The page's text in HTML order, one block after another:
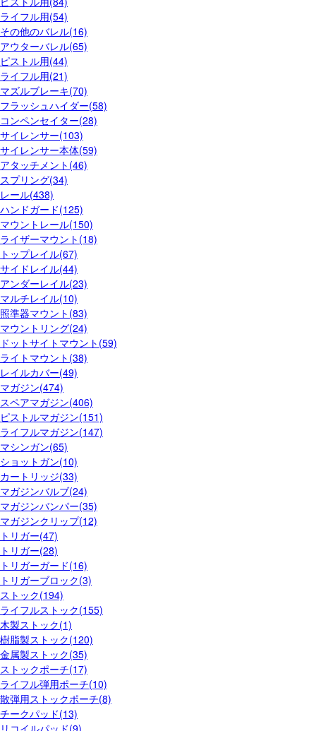
ライフル用(54)
その他のバレル(16)
アウターバレル(65)
ピストル用(44)
ライフル用(21)
マズルブレーキ(70)
フラッシュハイダー(58)
コンペンセイター(28)
サイレンサー(103)
サイレンサー本体(59)
アタッチメント(46)
スプリング(34)
レール(438)
ハンドガード(125)
マウントレール(150)
ライザーマウント(18)
トップレイル(67)
サイドレイル(44)
アンダーレイル(23)
マルチレイル(10)
照準器マウント(83)
マウントリング(24)
ドットサイトマウント(59)
ライトマウント(38)
レイルカバー(49)
マガジン(474)
スペアマガジン(406)
ピストルマガジン(151)
ライフルマガジン(147)
マシンガン(65)
ショットガン(10)
カートリッジ(33)
マガジンバルブ(24)
マガジンバンパー(35)
マガジンクリップ(12)
トリガー(47)
トリガー(28)
トリガーガード(16)
トリガーブロック(3)
ストック(194)
ライフルストック(155)
木製ストック(1)
樹脂製ストック(120)
金属製ストック(35)
ストックポーチ(17)
ライフル弾用ポーチ(10)
散弾用ストックポーチ(8)
チークパッド(13)